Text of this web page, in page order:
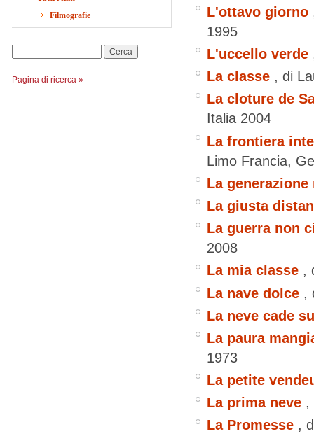
Filmografie
Pagina di ricerca »
L'ottavo giorno
1995
L'uccello verde
La classe , di
La cloture de
Italia 2004
La frontiera
Limo Francia,
La generazione
La giusta
La guerra non
2008
La mia classe ,
La nave dolce ,
La neve cade
La paura
1973
La petite
La prima neve ,
La Promesse ,